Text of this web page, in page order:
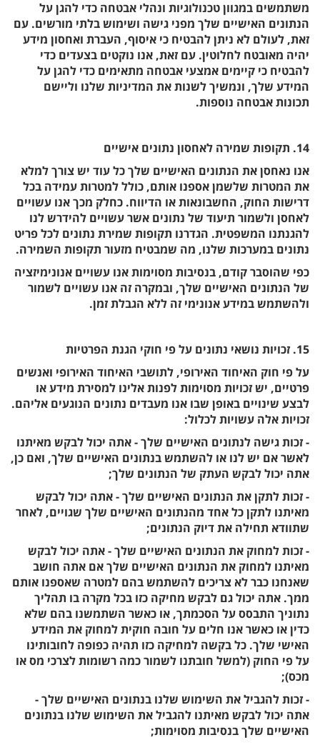
משתמשים במגוון טכנולוגיות ונהלי אבטחה כדי להגן על
הנתונים האישיים שלך מפני גישה ושימוש בלתי מורשים. עם
זאת, לעולם לא ניתן להבטיח כי איסוף, העברת ואחסון מידע
יהיה מאובטח לחלוטין. עם זאת, אנו נוקטים בצעדים כדי
להבטיח כי קיימים אמצעי אבטחה מתאימים כדי להגן על
המידע שלך, ונמשיך לשנות את המדיניות שלנו וליישם
תכונות אבטחה נוספות.
14. תקופות שמירה לאחסון נתונים אישיים
אנו נאחסן את הנתונים האישיים שלך כל עוד יש צורך למלא
את המטרות שלשמן אספנו אותם, כולל למטרות עמידה בכל
דרישות החוק, החשבונאות או הדיווח. כחלק מכך אנו עשויים
לאחסן ולשמור תיעוד של נתונים אשר עשויים להידרש לנו
להגנתנו המשפטית. הגדרנו תקופות שמירת נתונים לכל פריט
נתונים במערכות שלנו, מה שמבטיח מזעור תקופות השמירה.
כפי שהוסבר קודם, בנסיבות מסוימות אנו עשויים אנונימיזציה
של הנתונים האישיים שלך, ובמקרה זה אנו עשויים לשמור
ולהשתמש במידע אנונימי זה ללא הגבלת זמן.
15. זכויות נושאי נתונים על פי חוקי הגנת הפרטיות
על פי חוק האיחוד האירופי, לתושבי האיחוד האירופי ואנשים
פרטיים, יש זכויות מסוימות לפנות אלינו למסירת מידע או
לבצע שינויים באופן שבו אנו מעבדים נתונים הנוגעים אליהם.
זכויות אלה עשויות לכלול:
- זכות גישה לנתונים האישיים שלך - אתה יכול לבקש מאיתנו
לאשר אם יש לנו או להשתמש בנתונים האישיים שלך, ואם כן,
אתה יכול לבקש העתק של הנתונים שלך;
- זכות לתקן את הנתונים האישיים שלך - אתה יכול לבקש
מאיתנו לתקן כל אחד מהנתונים האישיים שלך שגויים, לאחר
שתוודא תחילה את דיוק הנתונים;
- זכות למחוק את הנתונים האישיים שלך - אתה יכול לבקש
מאיתנו למחוק את הנתונים האישיים שלך אם אתה חושב
שאנחנו כבר לא צריכים להשתמש בהם למטרה שאספנו אותם
ממך. אתה יכול גם לבקש מחיקה כזו בכל מקרה בו תהליך
נתוניך התבסס על הסכמתך, או כאשר השתמשנו בהם שלא
כדין או כאשר אנו חלים על חובה חוקית למחוק את המידע
האישי שלך. כל בקשה למחיקה כזו תהיה כפופה לחובותינו
על פי החוק (למשל חובתנו לשמור כמה רשומות לצרכי מס או
מכס);
- זכות להגביל את השימוש שלנו בנתונים האישיים שלך -
אתה יכול לבקש מאיתנו להגביל את השימוש שלנו בנתונים
האישיים שלך בנסיבות מסוימות;